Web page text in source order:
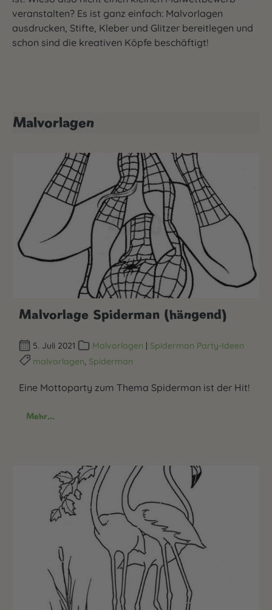
veranstalten? Es ist ganz einfach: Malvorlagen
ausdrucken, Stifte, Kleber und Glitzer bereitlegen und
schon sind die kreativen Köpfe beschäftigt!
Malvorlagen
Malvorlage Spiderman (hängend)
5. Juli 2021 Malvorlagen | Spiderman Party-Ideen
malvorlagen Spiderman
Eine Mottoparty zum Thema Spiderman ist der Hit!
Mehr...